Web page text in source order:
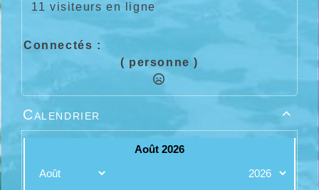
11 visiteurs en ligne
Connectés :
( personne )

Calendrier